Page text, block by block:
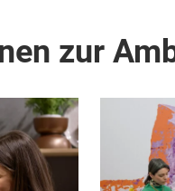
zur